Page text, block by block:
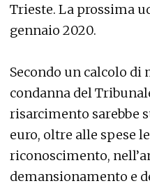
Trieste. La prossima
gennaio 2020.
Secondo un calcolo di
condanna del
risarcimento sarebbe
euro, oltre alle spese
riconoscimento,
demansionamento e